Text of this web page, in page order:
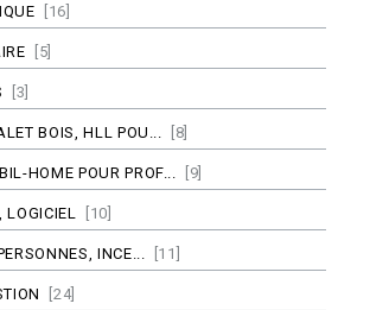
[16]
[5]
[3]
BOIS, HLL POU... [8]
HOME POUR PROF... [9]
[10]
INCE... [11]
[24]